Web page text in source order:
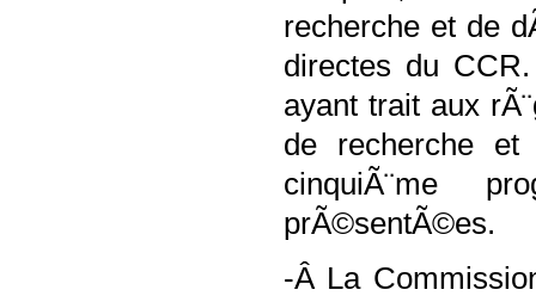
recherche et de
directes du
ayant trait aux
de recherche
cinquiÃ¨me
prÃ©sentÃ©es.
-Â La